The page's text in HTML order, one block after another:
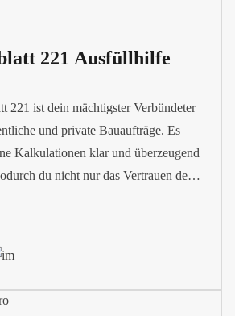
221 Ausfüllhilfe
221 ist dein mächtigster Verbündeter
und private Bauaufträge. Es
Kalkulationen klar und überzeugend
du nicht nur das Vertrauen der
legst.